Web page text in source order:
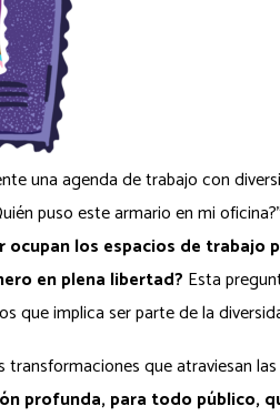
una agenda de trabajo con
puso este armario en mi
ocupan los espacios de trabajo
en plena libertad? Esta
que implica ser parte de la
que atraviesan
profunda, para todo público,